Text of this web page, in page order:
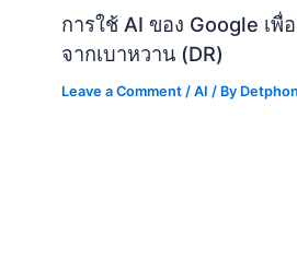
การใช้ AI ของ Google เพื่
จากเบาหวาน (DR)
Leave a Comment /AI / By